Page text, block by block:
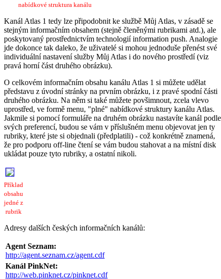
nabídkové struktura kanálu
Kanál Atlas 1 tedy lze připodobnit ke službě Můj Atlas, v zásadě se
stejným informačním obsahem (stejně členěnými rubrikami atd.), ale
poskytovaný prostřednictvím technologií information push. Analogie
jde dokonce tak daleko, že uživatelé si mohou jednoduše přenést své
individuální nastavení služby Můj Atlas i do nového prostředí (viz
pravá horní část druhého obrázku).
O celkovém informačním obsahu kanálu Atlas 1 si můžete udělat
představu z úvodní stránky na prvním obrázku, i z pravé spodní části
druhého obrázku. Na něm si také můžete povšimnout, zcela vlevo
uprostřed, ve formě menu, "plné" nabídkové struktury kanálu Atlas.
Jakmile si pomocí formuláře na druhém obrázku nastavíte kanál podle
svých preferencí, budou se vám v příslušném menu objevovat jen ty
rubriky, které jste si objednali (předplatili) - což konkrétně znamená,
že pro podporu off-line čtení se vám budou stahovat a na místní disk
ukládat pouze tyto rubriky, a ostatní nikoli.
Příklad
obsahu
jedné z
rubrik
Adresy dalších českých informačních kanálů:
Agent Seznam:
http://agent.seznam.cz/agent.cdf
Kanál PinkNet:
http://web.pinknet.cz/pinknet.cdf